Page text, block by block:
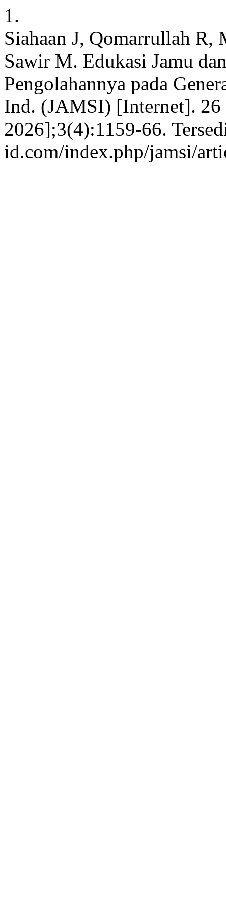
1.
Siahaan J, Qomarrullah
Sawir M. Edukasi Jamu
Pengolahannya pada
Ind. (JAMSI) [Internet].
2026];3(4):1159-66.
id.com/index.php/jamsi/